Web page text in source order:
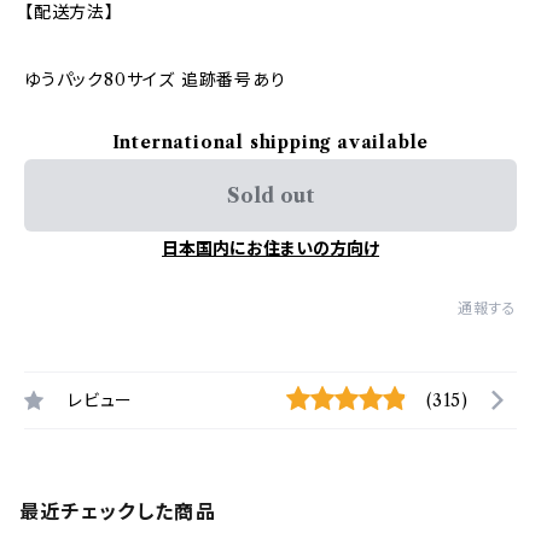
【配送方法】
ゆうパック80サイズ 追跡番号あり
International shipping available
Sold out
日本国内にお住まいの方向け
通報する
レビュー (315)
最近チェックした商品